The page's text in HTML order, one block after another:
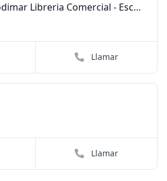
Distribuidora Rodimar Libreria Comercial - Escolar
Llamar
Llamar